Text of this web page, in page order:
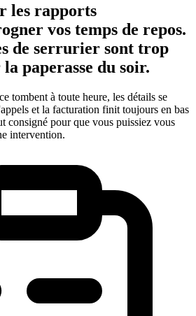
les rapports
vos temps de repos.
de serrurier sont trop
paperasse du soir.
tombent à toute heure, les détails se
et la facturation finit toujours en bas
consigné pour que vous puissiez vous
intervention.